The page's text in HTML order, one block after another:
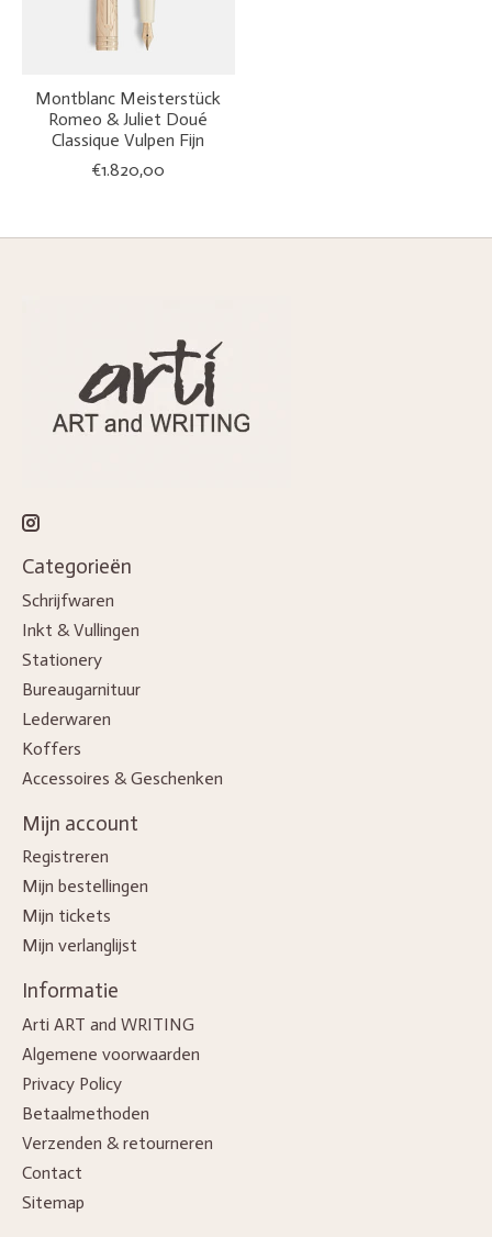
Montblanc Meisterstück
Romeo & Juliet Doué
Classique Vulpen Fijn
€1.820,00
Categorieën
Schrijfwaren
Inkt & Vullingen
Stationery
Bureaugarnituur
Lederwaren
Koffers
Accessoires & Geschenken
Mijn account
Registreren
Mijn bestellingen
Mijn tickets
Mijn verlanglijst
Informatie
Arti ART and WRITING
Algemene voorwaarden
Privacy Policy
Betaalmethoden
Verzenden & retourneren
Contact
Sitemap